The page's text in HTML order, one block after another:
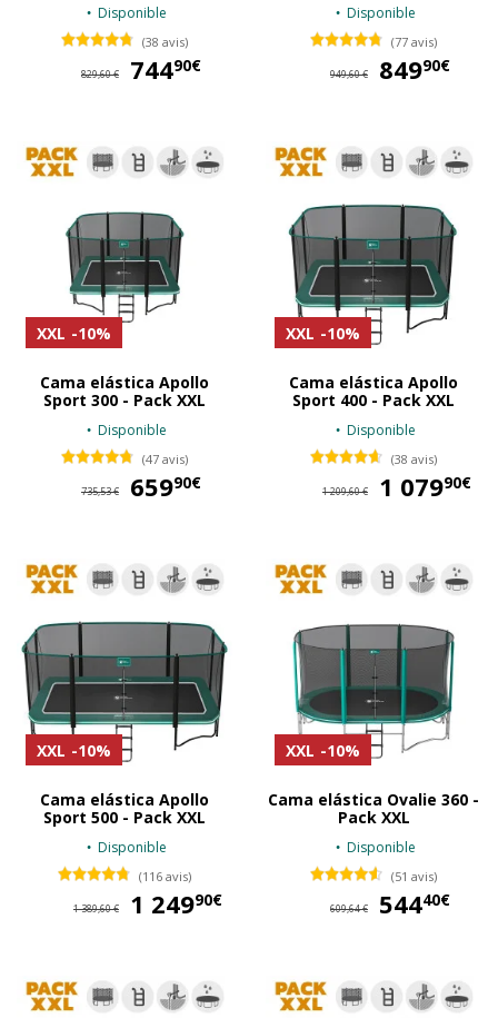
Disponible
(38 avis)
829,60 € 74490€
Disponible
(77 avis)
949,60 € 84990€
XXL -10%
Cama elástica Apollo
Sport 300 - Pack XXL
Disponible
(47 avis)
735,53 € 65990€
XXL -10%
Cama elástica Apollo
Sport 400 - Pack XXL
Disponible
(38 avis)
1 209,60 € 1 07990€
XXL -10%
Cama elástica Apollo
Sport 500 - Pack XXL
Disponible
(116 avis)
1 389,60 € 1 24990€
XXL -10%
Cama elástica Ovalie 360 -
Pack XXL
Disponible
(51 avis)
609,64 € 54440€